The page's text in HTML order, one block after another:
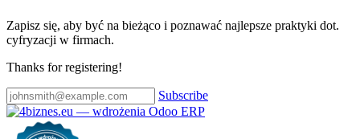
Zapisz się, aby być na bieżąco i poznawać najlepsze praktyki dot.
cyfryzacji w firmach.
Thanks for registering!
Subscribe